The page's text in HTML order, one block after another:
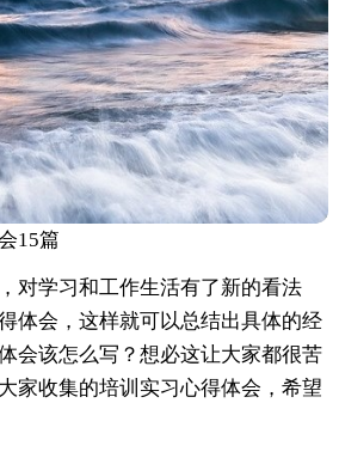
15篇
对学习和工作生活有了新的看法
体会，这样就可以总结出具体的经
会该怎么写？想必这让大家都很苦
家收集的培训实习心得体会，希望